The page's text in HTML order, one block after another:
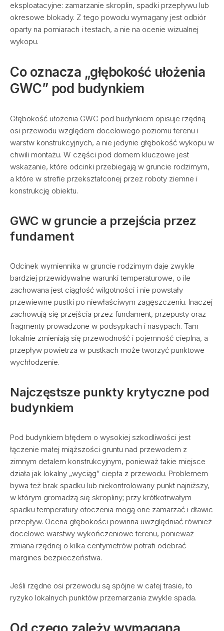
eksploatacyjne: zamarzanie skroplin, spadki przepływu lub
okresowe blokady. Z tego powodu wymagany jest odbiór
oparty na pomiarach i testach, a nie na ocenie wizualnej
wykopu.
Co oznacza „głębokość ułożenia
GWC” pod budynkiem
Głębokość ułożenia GWC pod budynkiem opisuje rzędną
osi przewodu względem docelowego poziomu terenu i
warstw konstrukcyjnych, a nie jedynie głębokość wykopu w
chwili montażu. W części pod domem kluczowe jest
wskazanie, które odcinki przebiegają w gruncie rodzimym,
a które w strefie przekształconej przez roboty ziemne i
konstrukcję obiektu.
GWC w gruncie a przejścia przez
fundament
Odcinek wymiennika w gruncie rodzimym daje zwykle
bardziej przewidywalne warunki temperaturowe, o ile
zachowana jest ciągłość wilgotności i nie powstały
przewiewne pustki po niewłaściwym zagęszczeniu. Inaczej
zachowują się przejścia przez fundament, przepusty oraz
fragmenty prowadzone w podsypkach i nasypach. Tam
lokalnie zmieniają się przewodność i pojemność cieplna, a
przepływ powietrza w pustkach może tworzyć punktowe
wychłodzenie.
Najczęstsze punkty krytyczne pod
budynkiem
Pod budynkiem błędem o wysokiej szkodliwości jest
łączenie małej miąższości gruntu nad przewodem z
zimnym detalem konstrukcyjnym, ponieważ takie miejsce
działa jak lokalny „wyciąg” ciepła z przewodu. Problemem
bywa też brak spadku lub niekontrolowany punkt najniższy,
w którym gromadzą się skropliny; przy krótkotrwałym
spadku temperatury otoczenia mogą one zamarzać i dławic
przepływ. Ocena głębokości powinna uwzględniać również
docelowe warstwy wykończeniowe terenu, ponieważ
zmiana rzędnej o kilka centymetrów potrafi odebrać
margines bezpieczeństwa.
Jeśli rzędne osi przewodu są spójne w całej trasie, to
ryzyko lokalnych punktów przemarzania zwykle spada.